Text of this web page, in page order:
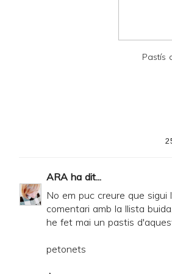
F
Pastís
ARA ha dit...
No em puc creure que
comentari amb la llista
he fet mai un pastis
petonets